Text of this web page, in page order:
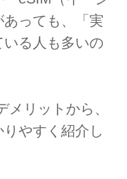
っても、「実
る人も多いの
リットから、
やすく紹介し